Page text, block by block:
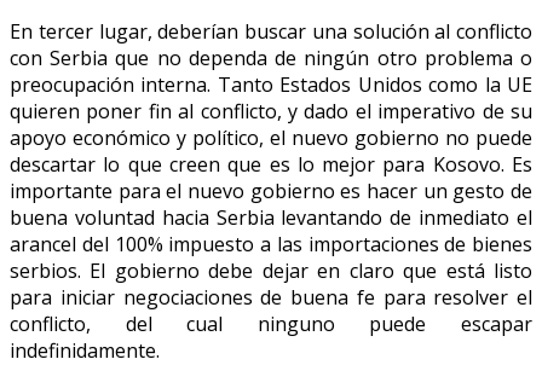
En tercer lugar, deberían buscar una solución al conflicto
con Serbia que no dependa de ningún otro problema o
preocupación interna. Tanto Estados Unidos como la UE
quieren poner fin al conflicto, y dado el imperativo de su
apoyo económico y político, el nuevo gobierno no puede
descartar lo que creen que es lo mejor para Kosovo. Es
importante para el nuevo gobierno es hacer un gesto de
buena voluntad hacia Serbia levantando de inmediato el
arancel del 100% impuesto a las importaciones de bienes
serbios. El gobierno debe dejar en claro que está listo
para iniciar negociaciones de buena fe para resolver el
conflicto, del cual ninguno puede escapar
indefinidamente.